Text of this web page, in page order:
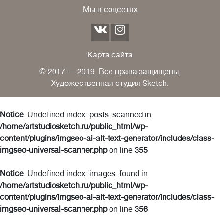
Мы в соцсетях
Карта сайта
© 2017 — 2019. Все права защищены,
Художественная студия Sketch.
Notice: Undefined index: posts_scanned in
/home/artstudiosketch.ru/public_html/wp-
content/plugins/imgseo-ai-alt-text-generator/includes/class-
imgseo-universal-scanner.phpon line 355
Notice: Undefined index: images_found in
/home/artstudiosketch.ru/public_html/wp-
content/plugins/imgseo-ai-alt-text-generator/includes/class-
imgseo-universal-scanner.phpon line 356